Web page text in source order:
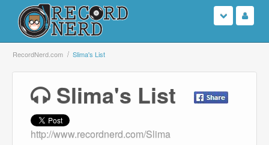
Login
Browse
RecordNerd.com Slima's List
Slima's List
http://www.recordnerd.com/Slima